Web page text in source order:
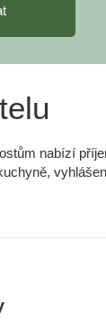
nabízí